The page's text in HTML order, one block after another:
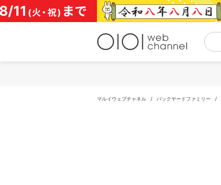
コ
ン
テ
マルイウェブチャネル / バックヤードファミリー /